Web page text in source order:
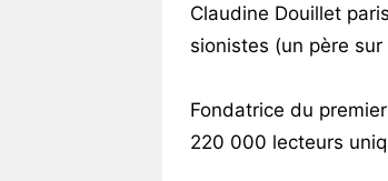
Claudine Douillet
sionistes (un père sur
Fondatrice du
220 000 lecteurs